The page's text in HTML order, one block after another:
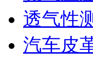
透气性
汽车皮